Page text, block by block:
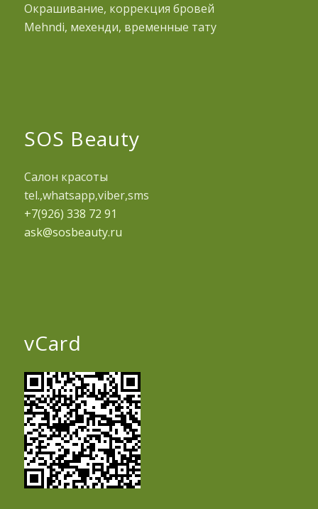
Окрашивание, коррекция бровей
Mehndi, мехенди, временные тату
SOS Beauty
Салон красоты
tel.,whatsapp,viber,sms
+7(926) 338 72 91
ask@sosbeauty.ru
vCard